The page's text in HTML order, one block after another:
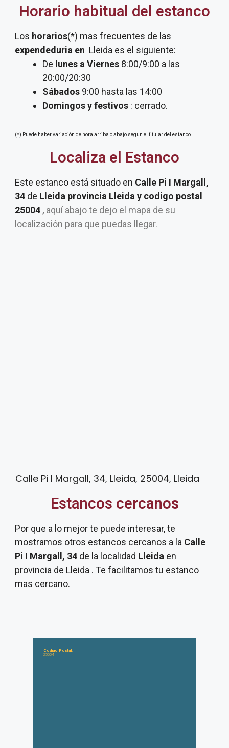
Horario habitual del estanco
Los horarios(*) mas frecuentes de las
expendeduria en Lleida es el siguiente:
De lunes a Viernes 8:00/9:00 a las
20:00/20:30
Sábados 9:00 hasta las 14:00
Domingos y festivos : cerrado.
(*) Puede haber variación de hora arriba o abajo segun el titular del estanco
Localiza el Estanco
Este estanco está situado en Calle Pi I Margall,
34 de Lleida provincia Lleida y codigo postal
25004 , aquí abajo te dejo el mapa de su
localización para que puedas llegar.
Calle Pi I Margall, 34, Lleida, 25004, Lleida
Estancos cercanos
Por que a lo mejor te puede interesar, te
mostramos otros estancos cercanos a la Calle
Pi I Margall, 34 de la localidad Lleida en
provincia de Lleida . Te facilitamos tu estanco
mas cercano.
Código Postal:
25004